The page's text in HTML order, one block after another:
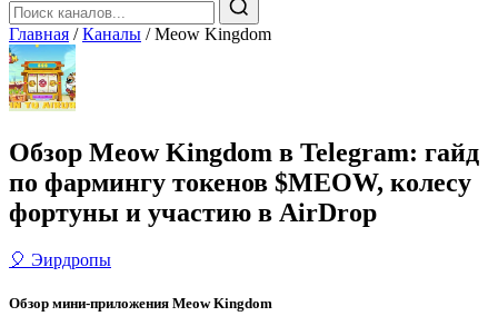
Главная / Каналы / Meow Kingdom
Обзор Meow Kingdom в Telegram: гайд
по фармингу токенов $MEOW, колесу
фортуны и участию в AirDrop
🎈 Эирдропы
Обзор мини-приложения Meow Kingdom